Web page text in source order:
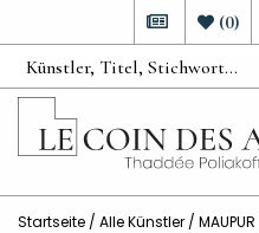
(0)
Startseite / Alle Künstler / MAUPUR